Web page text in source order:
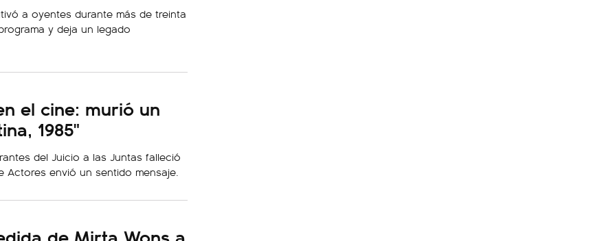
a oyentes durante más de treinta
y deja un legado
el cine: murió un
1985"
del Juicio a las Juntas falleció
Actores envió un sentido mensaje.